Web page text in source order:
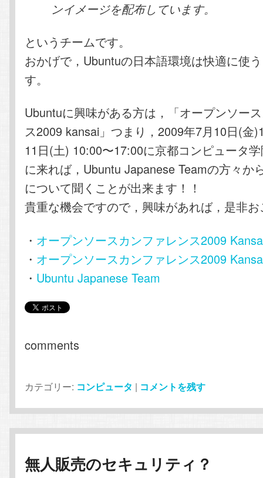
ンイメージを配布しています。
というチームです。
おかげで，Ubuntuの日本語環境は快適に使
す。
Ubuntuに興味がある方は，「オープンソー
ス2009 kansai」つまり，2009年7月10日(金
11日(土) 10:00〜17:00に京都コンピュータ
に来れば，Ubuntu Japanese Teamの方々か
について聞くことが出来ます！！
貴重な機会ですので，興味があれば，是非
・ オープンソースカンファレンス2009
・ オープンソースカンファレンス2009
・ Ubuntu Japanese Team
comments
カテゴリー: コンピュータ | コメントを残す
無人販売のセキュリティ？